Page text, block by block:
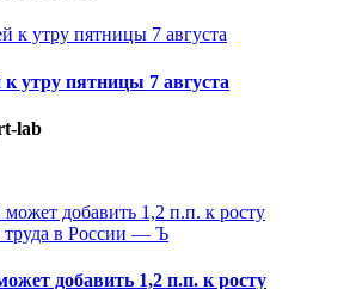
утру пятницы 7 августа
lab
добавить 1,2 п.п. к росту